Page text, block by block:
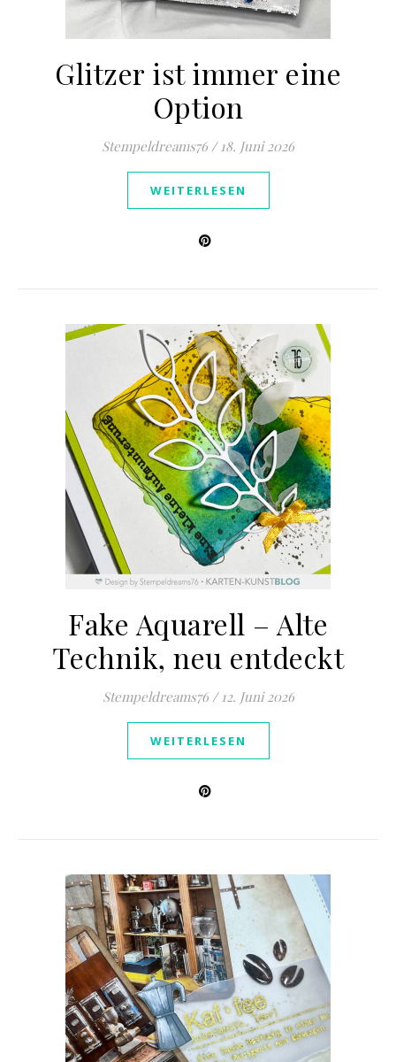
Glitzer ist immer eine
Option
Stempeldreams76 / 18. Juni 2026
WEITERLESEN
Fake Aquarell – Alte
Technik, neu entdeckt
Stempeldreams76 / 12. Juni 2026
WEITERLESEN